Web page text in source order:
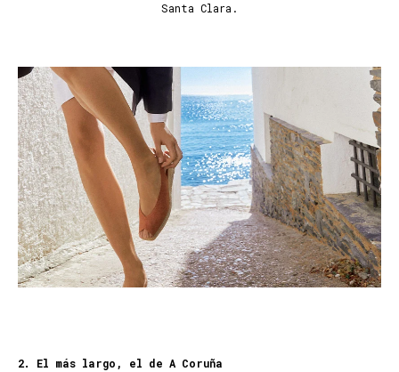
Santa Clara.
2. El más largo, el de A Coruña